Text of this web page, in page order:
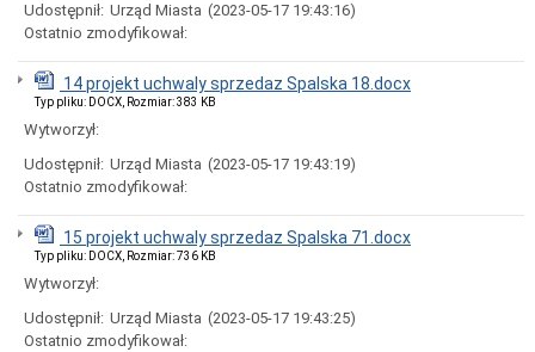
Ogłoszenia
w
2022
roku
Ogłoszenia
obwieszczenia
Dane
adresowe
Dni
godziny
otwarcia
Udostępnił: Urząd Miasta (2023-05-17 19:43:16)
Ostatnio zmodyfikował:
14 projekt uchwaly sprzedaz Spalska 18.docx
Typ pliku: DOCX, Rozmiar: 383 KB
Wytworzył:
Udostępnił: Urząd Miasta (2023-05-17 19:43:19)
Ostatnio zmodyfikował:
15 projekt uchwaly sprzedaz Spalska 71.docx
Typ pliku: DOCX, Rozmiar: 736 KB
Wytworzył:
Udostępnił: Urząd Miasta (2023-05-17 19:43:25)
Ostatnio zmodyfikował: